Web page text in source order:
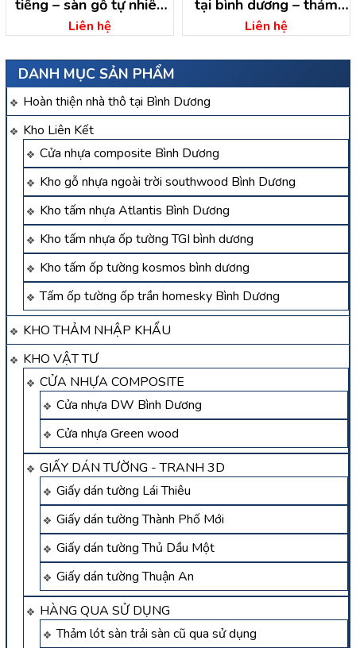
DANH MỤC SẢN PHẨM
Hoàn thiện nhà thô tại Bình Dương
Kho Liên Kết
Cửa nhựa composite Bình Dương
Kho gỗ nhựa ngoài trời southwood Bình Dương
Kho tấm nhựa Atlantis Bình Dương
Kho tấm nhựa ốp tường TGI bình dương
Kho tấm ốp tường kosmos bình dương
Tấm ốp tường ốp trần homesky Bình Dương
KHO THẢM NHẬP KHẨU
KHO VẬT TƯ
CỬA NHỰA COMPOSITE
Cửa nhựa DW Bình Dương
Cửa nhựa Green wood
GIẤY DÁN TƯỜNG - TRANH 3D
Giấy dán tường Lái Thiêu
Giấy dán tường Thành Phố Mới
Giấy dán tường Thủ Dầu Một
Giấy dán tường Thuận An
HÀNG QUA SỬ DỤNG
Thảm lót sàn trải sàn cũ qua sử dụng
tiếng – sàn gỗ tự nhiên
dầu tiếng
Liên hệ
tại bình dương – thảm
trải sàn
Liên hệ